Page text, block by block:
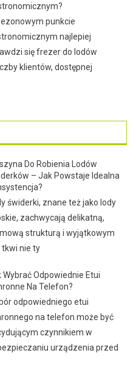
punkcie
najlepiej
się frezer do lodów
klientów, dostępnej
Do Robienia Lodów
– Jak Powstaje Idealna
świderki, znane też jako lody
zachwycają delikatną,
strukturą i wyjątkowym
nie ty
Wybrać Odpowiednie Etui
Na Telefon?
odpowiedniego etui
na telefon może być
czynnikiem w
urządzenia przed